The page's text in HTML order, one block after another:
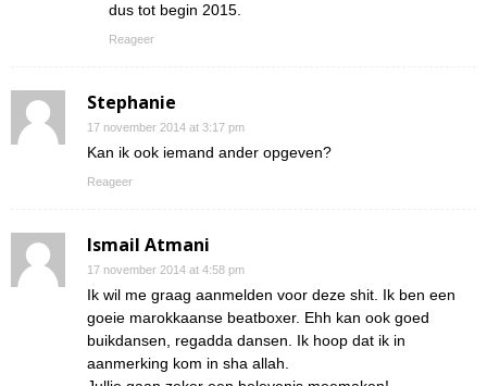
dus tot begin 2015.
Reageer
Stephanie
17 november 2014 at 3:17 pm
Kan ik ook iemand ander opgeven?
Reageer
Ismail Atmani
17 november 2014 at 4:58 pm
Ik wil me graag aanmelden voor deze shit. Ik ben een
goeie marokkaanse beatboxer. Ehh kan ook goed
buikdansen, regadda dansen. Ik hoop dat ik in
aanmerking kom in sha allah.